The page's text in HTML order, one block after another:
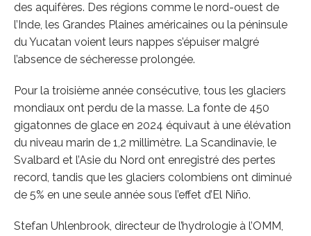
des aquifères. Des régions comme le nord-ouest de
l’Inde, les Grandes Plaines américaines ou la péninsule
du Yucatan voient leurs nappes s’épuiser malgré
l’absence de sécheresse prolongée.
Pour la troisième année consécutive, tous les glaciers
mondiaux ont perdu de la masse. La fonte de 450
gigatonnes de glace en 2024 équivaut à une élévation
du niveau marin de 1,2 millimètre. La Scandinavie, le
Svalbard et l’Asie du Nord ont enregistré des pertes
record, tandis que les glaciers colombiens ont diminué
de 5% en une seule année sous l’effet d’El Niño.
Stefan Uhlenbrook, directeur de l’hydrologie à l’OMM,